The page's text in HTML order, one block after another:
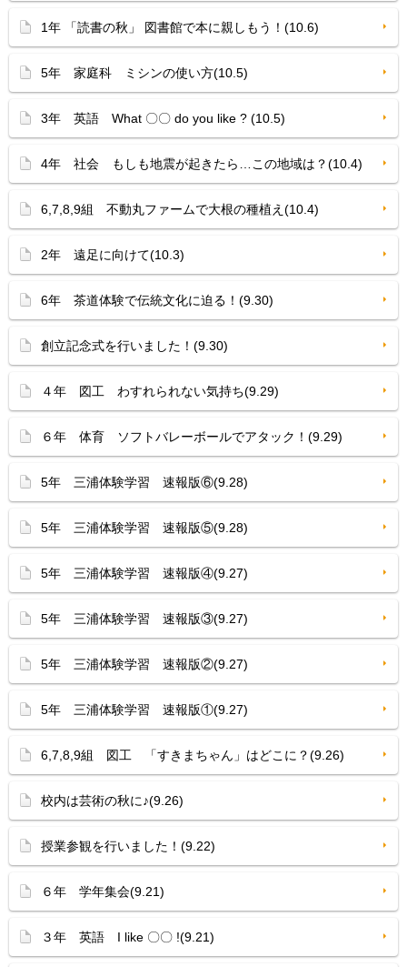
1年 「読書の秋」 図書館で本に親しもう！(10.6)
5年 家庭科 ミシンの使い方(10.5)
3年 英語 What 〇〇 do you like ? (10.5)
4年 社会 もしも地震が起きたら…この地域は？(10.4)
6,7,8,9組 不動丸ファームで大根の種植え(10.4)
2年 遠足に向けて(10.3)
6年 茶道体験で伝統文化に迫る！(9.30)
創立記念式を行いました！(9.30)
４年 図工 わすれられない気持ち(9.29)
６年 体育 ソフトバレーボールでアタック！(9.29)
5年 三浦体験学習 速報版⑥(9.28)
5年 三浦体験学習 速報版⑤(9.28)
5年 三浦体験学習 速報版④(9.27)
5年 三浦体験学習 速報版③(9.27)
5年 三浦体験学習 速報版②(9.27)
5年 三浦体験学習 速報版①(9.27)
6,7,8,9組 図工 「すきまちゃん」はどこに？(9.26)
校内は芸術の秋に♪(9.26)
授業参観を行いました！(9.22)
６年 学年集会(9.21)
３年 英語 I like 〇〇 !(9.21)